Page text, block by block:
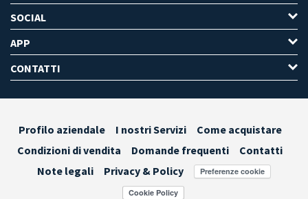
SOCIAL
APP
CONTATTI
Profilo aziendale I nostri Servizi
Come acquistare
Condizioni di vendita
Domande frequenti
Contatti
Note legali
Privacy & Policy Preferenze cookie